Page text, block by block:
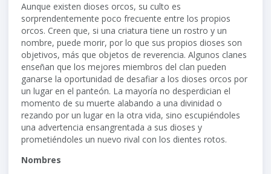
Aunque existen dioses orcos, su culto es
sorprendentemente poco frecuente entre los propios
orcos. Creen que, si una criatura tiene un rostro y un
nombre, puede morir, por lo que sus propios dioses son
objetivos, más que objetos de reverencia. Algunos clanes
enseñan que los mejores miembros del clan pueden
ganarse la oportunidad de desafiar a los dioses orcos por
un lugar en el panteón. La mayoría no desperdician el
momento de su muerte alabando a una divinidad o
rezando por un lugar en la otra vida, sino escupiéndoles
una advertencia ensangrentada a sus dioses y
prometiéndoles un nuevo rival con los dientes rotos.
Nombres